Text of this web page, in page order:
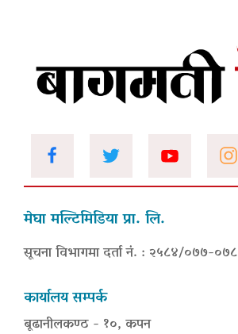
मेघा मल्टिमिडिया प्रा. लि.
सूचना विभागमा दर्ता नं. : २५८४/०७७-०७८
कार्यालय सम्पर्क
बूढानीलकण्ठ - १०, कपन